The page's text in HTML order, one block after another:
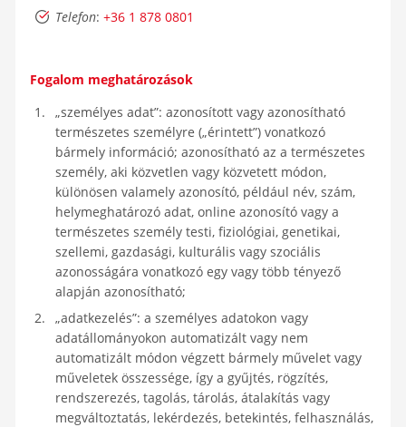
Telefon: +36 1 878 0801
Fogalom meghatározások
„személyes adat”: azonosított vagy azonosítható
természetes személyre („érintett”) vonatkozó
bármely információ; azonosítható az a természetes
személy, aki közvetlen vagy közvetett módon,
különösen valamely azonosító, például név, szám,
helymeghatározó adat, online azonosító vagy a
természetes személy testi, fiziológiai, genetikai,
szellemi, gazdasági, kulturális vagy szociális
azonosságára vonatkozó egy vagy több tényező
alapján azonosítható;
„adatkezelés”: a személyes adatokon vagy
adatállományokon automatizált vagy nem
automatizált módon végzett bármely művelet vagy
műveletek összessége, így a gyűjtés, rögzítés,
rendszerezés, tagolás, tárolás, átalakítás vagy
megváltoztatás, lekérdezés, betekintés, felhasználás,